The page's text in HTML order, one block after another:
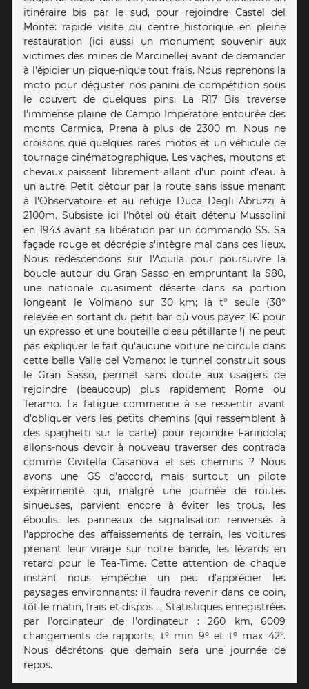
itinéraire bis par le sud, pour rejoindre Castel del
Monte: rapide visite du centre historique en pleine
restauration (ici aussi un monument souvenir aux
victimes des mines de Marcinelle) avant de demander
à l'épicier un pique-nique tout frais. Nous reprenons la
moto pour déguster nos panini de compétition sous
le couvert de quelques pins. La R17 Bis traverse
l'immense plaine de Campo Imperatore entourée des
monts Carmica, Prena à plus de 2300 m. Nous ne
croisons que quelques rares motos et un véhicule de
tournage cinématographique. Les vaches, moutons et
chevaux paissent librement allant d'un point d'eau à
un autre. Petit détour par la route sans issue menant
à l'Observatoire et au refuge Duca Degli Abruzzi à
2100m. Subsiste ici l'hôtel où était détenu Mussolini
en 1943 avant sa libération par un commando SS. Sa
façade rouge et décrépie s'intègre mal dans ces lieux.
Nous redescendons sur l'Aquila pour poursuivre la
boucle autour du Gran Sasso en empruntant la S80,
une nationale quasiment déserte dans sa portion
longeant le Volmano sur 30 km; la t° seule (38°
relevée en sortant du petit bar où vous payez 1€ pour
un expresso et une bouteille d'eau pétillante !) ne peut
pas expliquer le fait qu'aucune voiture ne circule dans
cette belle Valle del Vomano: le tunnel construit sous
le Gran Sasso, permet sans doute aux usagers de
rejoindre (beaucoup) plus rapidement Rome ou
Teramo. La fatigue commence à se ressentir avant
d'obliquer vers les petits chemins (qui ressemblent à
des spaghetti sur la carte) pour rejoindre Farindola;
allons-nous devoir à nouveau traverser des contrada
comme Civitella Casanova et ses chemins ? Nous
avons une GS d'accord, mais surtout un pilote
expérimenté qui, malgré une journée de routes
sinueuses, parvient encore à éviter les trous, les
éboulis, les panneaux de signalisation renversés à
l'approche des affaissements de terrain, les voitures
prenant leur virage sur notre bande, les lézards en
retard pour le Tea-Time. Cette attention de chaque
instant nous empêche un peu d'apprécier les
paysages environnants: il faudra revenir dans ce coin,
tôt le matin, frais et dispos ... Statistiques enregistrées
par l'ordinateur de l'ordinateur : 260 km, 6009
changements de rapports, tº min 9º et tº max 42°.
Nous décrétons que demain sera une journée de
repos.